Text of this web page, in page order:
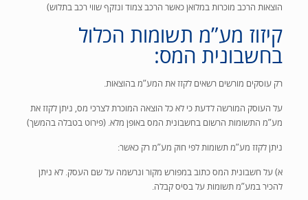
הוצאות הרכב מוכרות במלואן כאשר הרכב צמוד ונזקף שווי רכב בתלוש)
קיזוז מע”מ תשומות הכלול
בחשבונית המס:
רק עוסקים מורשים רשאים לקזז את המע”מ בהוצאות.
על העוסק המורשה לדעת כי לא כל הוצאה המוכרת לצרכי מס, ניתן לקזז את
מע”מ התשומות הרשום בחשבונית המס באופן מלא. (פירוט בטבלה בהמשך)
ניתן לקזז מע”מ תשומות לפי חוק מע”מ רק כאשר:
א)על חשבונית המס כתוב במפורש מקור ונרשמה על שם העסק. לא ניתן
להכיר במע”מ תשומות על בסיס קבלה.